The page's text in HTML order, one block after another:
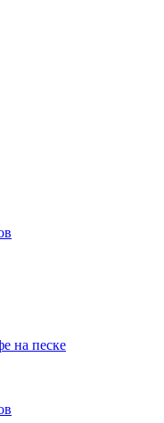
на песке